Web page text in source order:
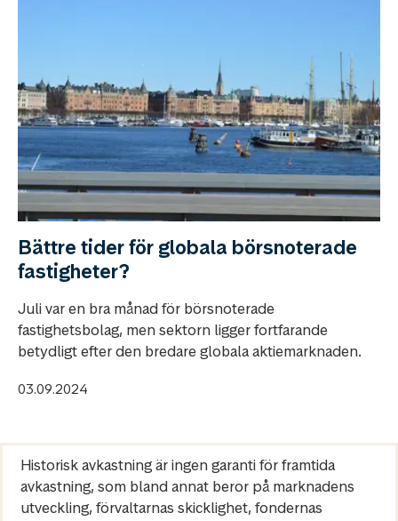
Bättre tider för globala börsnoterade
fastigheter?
Juli var en bra månad för börsnoterade
fastighetsbolag, men sektorn ligger fortfarande
betydligt efter den bredare globala aktiemarknaden.
03.09.2024
Historisk avkastning är ingen garanti för framtida
avkastning, som bland annat beror på marknadens
utveckling, förvaltarnas skicklighet, fondernas